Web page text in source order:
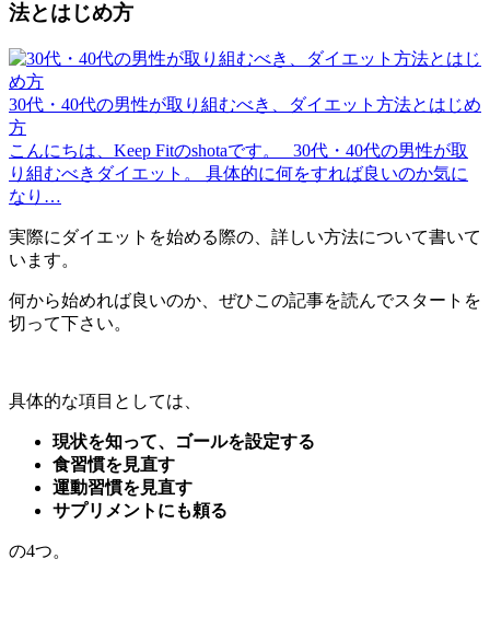
法とはじめ方
30代・40代の男性が取り組むべき、ダイエット方法とはじめ
方
こんにちは、Keep Fitのshotaです。 30代・40代の男性が取
り組むべきダイエット。 具体的に何をすれば良いのか気に
なり…
実際にダイエットを始める際の、詳しい方法について書いて
います。
何から始めれば良いのか、ぜひこの記事を読んでスタートを
切って下さい。
具体的な項目としては、
現状を知って、ゴールを設定する
食習慣を見直す
運動習慣を見直す
サプリメントにも頼る
の4つ。